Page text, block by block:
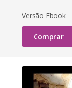
Versão Ebook
Comprar